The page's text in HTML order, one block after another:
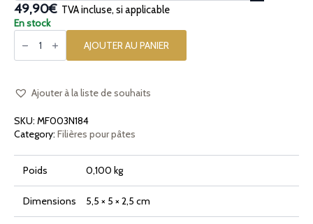
49,90€ TVA incluse, si applicable
En stock
quantité
de
pour
3]
Trecce
Gemelli
AJOUTER AU PANIER
Ajouter à la liste de souhaits
SKU: MF003N184
Category: Filières pour pâtes
Poids 0,100 kg
Dimensions 5,5 × 5 × 2,5 cm